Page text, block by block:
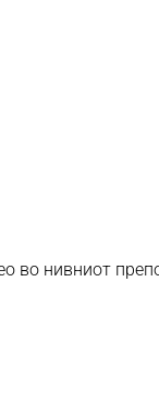
во нивниот